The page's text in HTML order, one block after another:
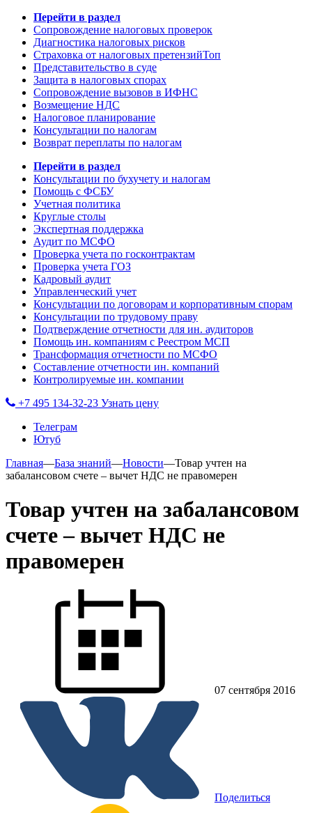
Перейти в раздел
Сопровождение налоговых проверок
Диагностика налоговых рисков
Страховка от налоговых претензийТоп
Представительство в суде
Защита в налоговых спорах
Сопровождение вызовов в ИФНС
Возмещение НДС
Налоговое планирование
Консультации по налогам
Возврат переплаты по налогам
Перейти в раздел
Консультации по бухучету и налогам
Помощь с ФСБУ
Учетная политика
Круглые столы
Экспертная поддержка
Аудит по МСФО
Проверка учета по госконтрактам
Проверка учета ГОЗ
Кадровый аудит
Управленческий учет
Консультации по договорам и корпоративным спорам
Консультации по трудовому праву
Подтверждение отчетности для ин. аудиторов
Помощь ин. компаниям с Реестром МСП
Трансформация отчетности по МСФО
Составление отчетности ин. компаний
Контролируемые ин. компании
+7 495 134-32-23 Узнать цену
Телеграм
Ютуб
Главная—База знаний—Новости—Товар учтен на
забалансовом счете – вычет НДС не правомерен
Товар учтен на забалансовом
счете – вычет НДС не
правомерен
07 сентября 2016
Поделиться